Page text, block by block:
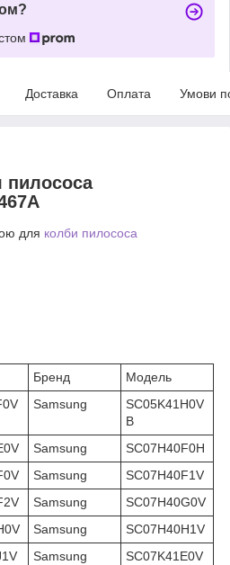
Доставка Оплата Умови
пилососа
для колби пилососа
Бренд
Модель
Samsung
SC05K41H0V
B
Samsung
SC07H40F0H
Samsung
SC07H40F1V
Samsung
SC07H40G0V
Samsung
SC07H40H1V
Samsung
SC07K41E0V